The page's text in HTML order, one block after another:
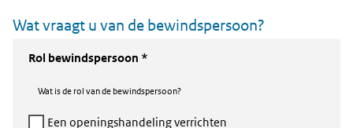
Wat vraagt u van de bewindspersoon?
Rol bewindspersoon *
Wat is de rol van de bewindspersoon?
Een openingshandeling verrichten